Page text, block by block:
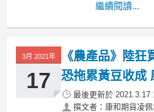
紹
原油期貨、輕
交易時間??
繼續閱讀...
3月 2021年
17
《農產品》陸
恐拖累黃豆收成
最後更新於 2021.3.17
撰文者：康和期貨凌